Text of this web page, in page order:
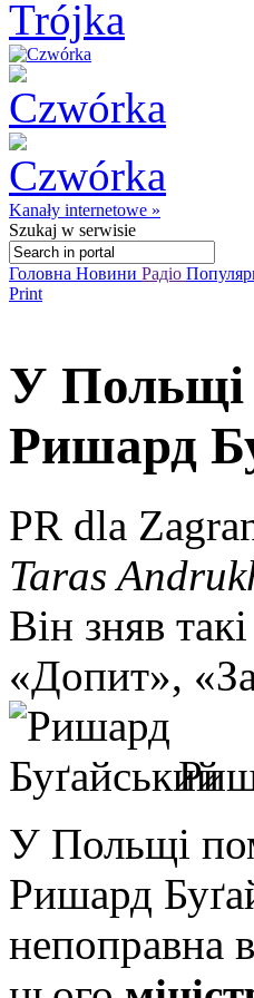
Kanały internetowe »
Szukaj w serwisie
Головна Новини Радіо
Print
У Польщі
Ришард
PR dla
Taras
Він зняв
«Допит»,
У Польщі
Ришард
непоправна